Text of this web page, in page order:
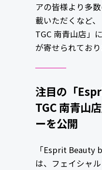
アの皆様より多
載いただくなど
TGC 南青山店」
が寄せられており
注目の「
TGC 南青山
ーを公開
「Esprit Beauty
は、フェイシャ